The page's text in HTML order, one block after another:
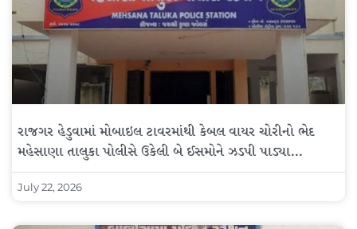
રાજગર હેડુવામાં મોબાઇલ ટાવરમાંથી કેબલ વાયર ચોરીનો ભેદ
મહેસાણા તાલુકા પોલીસે ઉકેલી બે ઈસમોને ઝડપી પાડ્યા…
July 22, 2026